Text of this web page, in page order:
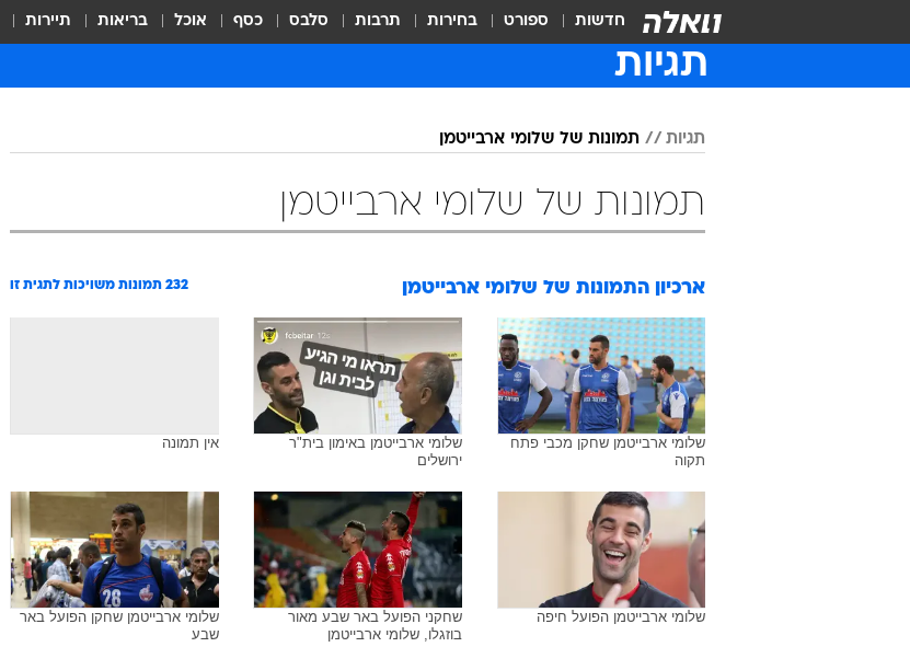
חדשות ספורט בחירות תרבות סלבס כסף אוכל בריאות תיירות
תגיות
תגיות תמונות של שלומי ארבייטמן
תמונות של שלומי ארבייטמן
ארכיון התמונות של שלומי ארבייטמן 232 תמונות משויכות לתגית זו
שלומי ארבייטמן שחקן מכבי פתח
תקוה
שלומי ארבייטמן באימון בית"ר
ירושלים
אין תמונה
שלומי ארבייטמן הפועל חיפה
שחקני הפועל באר שבע מאור
בוזגלו, שלומי ארבייטמן
שלומי ארבייטמן שחקן הפועל באר
שבע